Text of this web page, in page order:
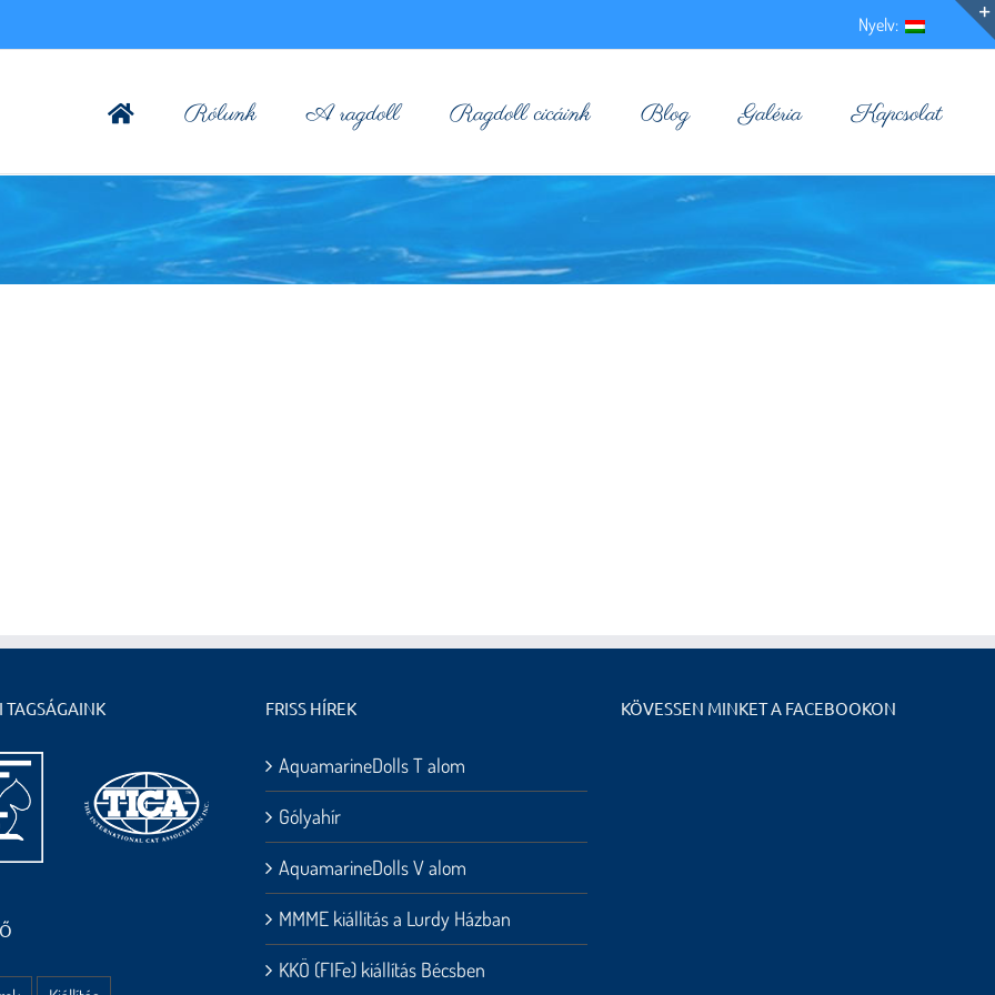
Nyelv:
Rólunk A ragdoll Ragdoll cicáink Blog Galéria Kapcsolat
TAGSÁGAINK FRISS HÍREK
AquamarineDolls T alom
Gólyahír
AquamarineDolls V alom
MMME kiállítás a Lurdy Házban
KKÖ (FIFe) kiállítás Bécsben
KÖVESSEN MINKET A FACEBOOKON